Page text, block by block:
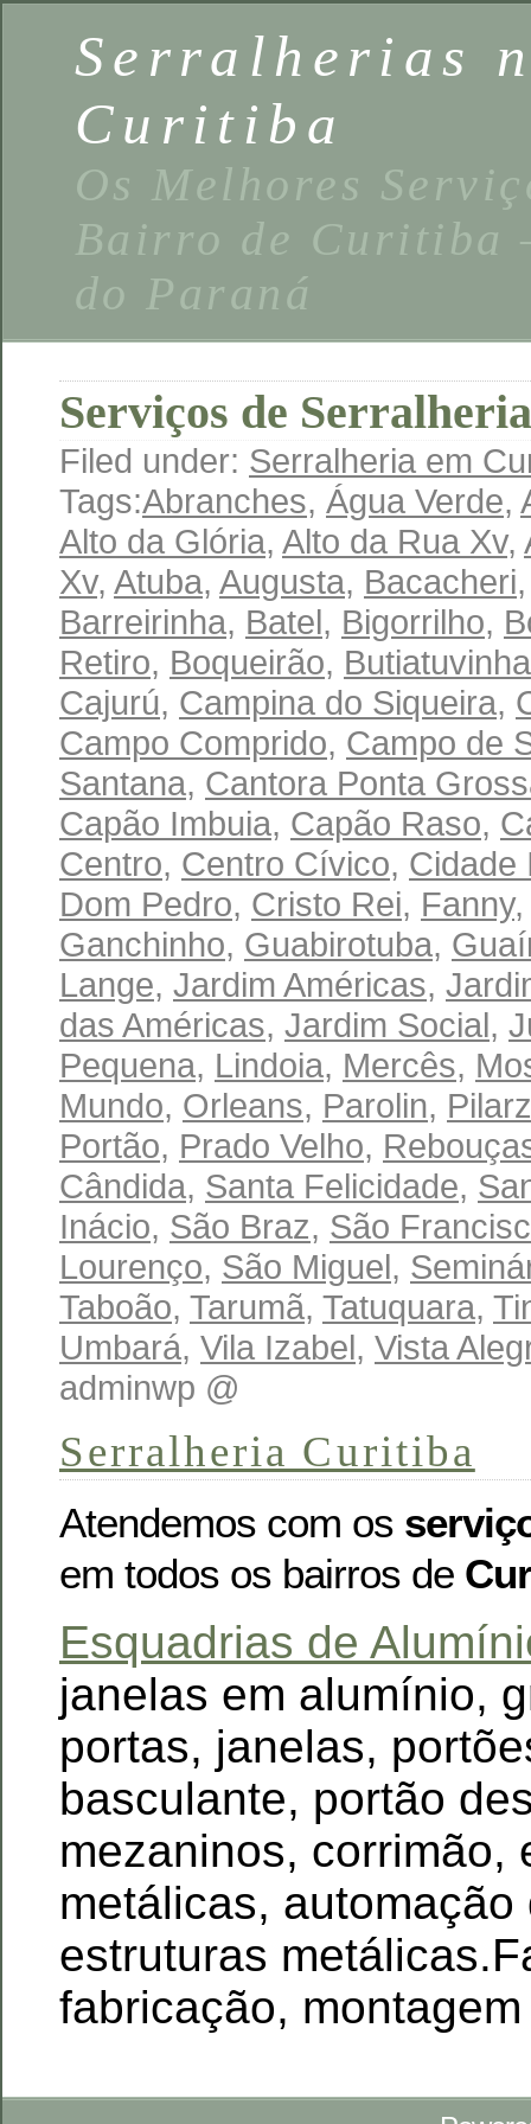
Serralherias
Curitiba
Os Melhores
Bairro de Curitiba
do Paraná
Serviços de
Filed under: Serralheria em
Tags:Abranches, Água Verde,
Alto da Glória, Alto da Rua Xv,
Xv, Atuba, Augusta, Bacacheri
Barreirinha, Batel, Bigorrilho,
Retiro, Boqueirão, Butiatuvinha
Cajurú, Campina do Siqueira,
Campo Comprido, Campo de
Santana, Cantora Ponta
Capão Imbuia, Capão Raso,
Centro, Centro Cívico, Cidade
Dom Pedro, Cristo Rei, Fanny
Ganchinho, Guabirotuba,
Lange, Jardim Américas,
das Américas, Jardim Social,
Pequena, Lindoia, Mercês,
Mundo, Orleans, Parolin,
Portão, Prado Velho,
Cândida, Santa Felicidade,
Inácio, São Braz, São
Lourenço, São Miguel,
Taboão, Tarumã, Tatuquara,
Umbará, Vila Izabel, Vista
adminwp @
Serralheria Curitiba
Atendemos com os
em todos os bairros de
Esquadrias de
janelas em alumínio,
portas, janelas,
basculante, portão
mezaninos, corrimão,
metálicas, automação
estruturas
fabricação,